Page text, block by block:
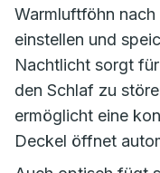
Warmluftföhn
einstellen und
Nachtlicht sorgt
den Schlaf zu
ermöglicht eine
Deckel öffnet